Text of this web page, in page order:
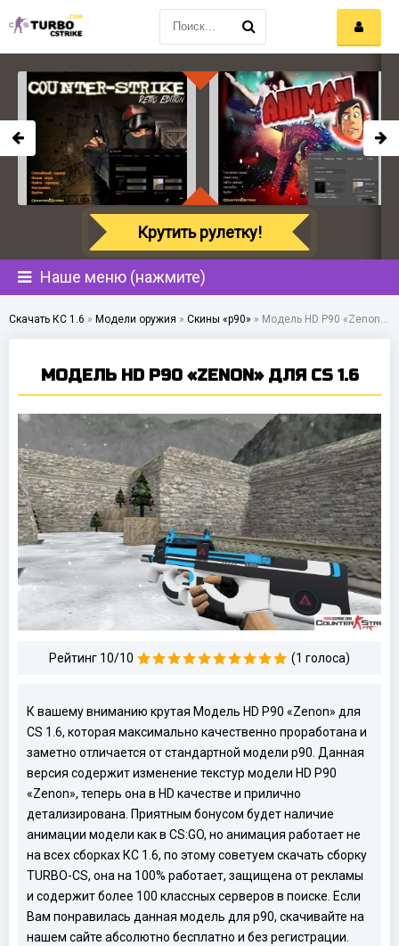
Наше меню (нажмите)
Скачать КС 1.6 » Модели оружия » Скины «p90» » Модель HD P90 «Zenon» для CS 1.6
МОДЕЛЬ HD P90 «ZENON» ДЛЯ CS 1.6
Рейтинг 10/10 (1 голоса)
К вашему вниманию крутая Модель HD P90 «Zenon» для
CS 1.6, которая максимально качественно проработана и
заметно отличается от стандартной модели p90. Данная
версия содержит изменение текстур модели HD P90
«Zenon», теперь она в HD качестве и прилично
детализирована. Приятным бонусом будет наличие
анимации модели как в CS:GO, но анимация работает не
на всех сборках КС 1.6, по этому советуем скачать сборку
TURBO-CS, она на 100% работает, защищена от рекламы
и содержит более 100 классных серверов в поиске. Если
Вам понравилась данная модель для p90, скачивайте на
нашем сайте абсолютно бесплатно и без регистрации.
Крутить рулетку!